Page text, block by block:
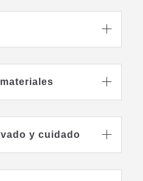


y cuidado 